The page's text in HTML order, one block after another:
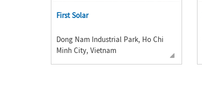
First Solar
Dong Nam Industrial Park, Ho Chi
Minh City, Vietnam